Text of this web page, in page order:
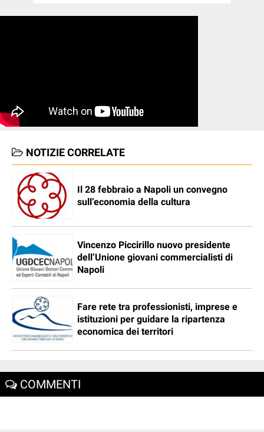
NOTIZIE CORRELATE
Il 28 febbraio a Napoli un convegno
sull’economia della cultura
Vincenzo Piccirillo nuovo presidente
dell’Unione giovani commercialisti di
Napoli
Fare rete tra professionisti, imprese e
istituzioni per guidare la ripartenza
economica dei territori
COMMENTI